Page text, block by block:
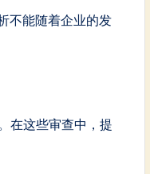
不能随着企业的发
在这些审查中，提